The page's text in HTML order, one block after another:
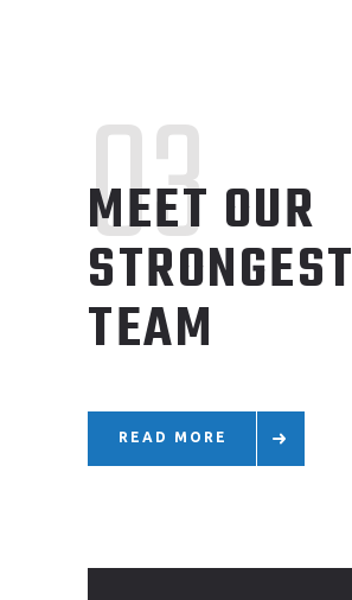
MEET OUR
STRONGEST
TEAM
03
READ MORE